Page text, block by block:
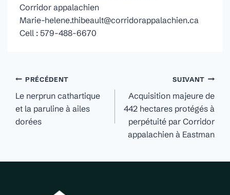
Corridor appalachien
Marie-helene.thibeault@corridorappalachien.ca
Cell : 579-488-6670
Navigation
de
l'article
PRÉCÉDENT
Le nerprun cathartique
et la paruline à ailes
dorées
SUIVANT
Acquisition majeure de
442 hectares protégés à
perpétuité par Corridor
appalachien à Eastman